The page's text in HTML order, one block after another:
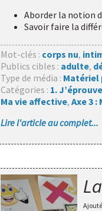
Aborder la notion
Savoir faire la
Mot-clés : corps nu,
Publics cibles : adulte,
Type de média : Matériel
Catégories : 1.
Ma vie affective, Axe 3 :
Lire l'article au complet...